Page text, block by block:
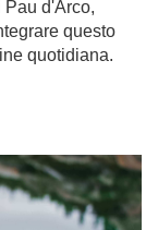
Pau d'Arco,
questo
quotidiana.